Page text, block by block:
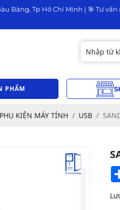
Bàng, Tp Hồ Chí Minh | 🎯 Tư
PHẨM
PHỤ KIỆN MÁY TÍNH USB